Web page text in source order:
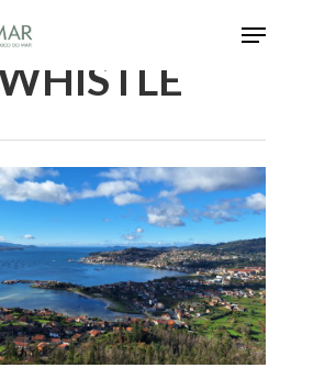
search or ESC to close
WHISTLE